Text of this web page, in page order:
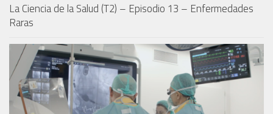
La Ciencia de la Salud (T2) – Episodio 13 – Enfermedades
Raras